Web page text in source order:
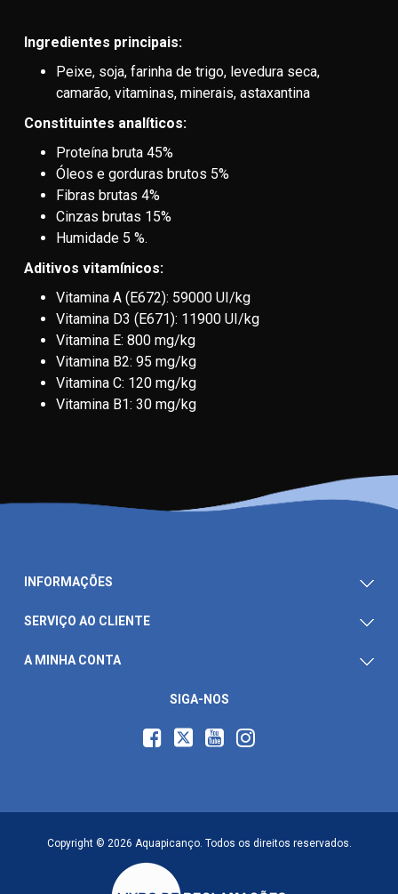
Ingredientes principais:
Peixe, soja, farinha de trigo, levedura seca,
camarão, vitaminas, minerais, astaxantina
Constituintes analíticos:
Proteína bruta 45%
Óleos e gorduras brutos 5%
Fibras brutas 4%
Cinzas brutas 15%
Humidade 5 %.
Aditivos vitamínicos:
Vitamina A (E672): 59000 UI/kg
Vitamina D3 (E671): 11900 UI/kg
Vitamina E: 800 mg/kg
Vitamina B2: 95 mg/kg
Vitamina C: 120 mg/kg
Vitamina B1: 30 mg/kg
INFORMAÇÕES
SERVIÇO AO CLIENTE
A MINHA CONTA
SIGA-NOS
Copyright © 2026 Aquapicanço. Todos os direitos reservados.